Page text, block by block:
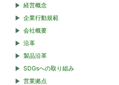
経営概念
企業行動規範
会社概要
沿革
製品沿革
SDGsへの取り組み
営業拠点